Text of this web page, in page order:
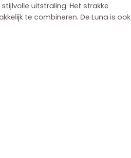
uitstraling. Het strakke
te combineren. De Luna is ook